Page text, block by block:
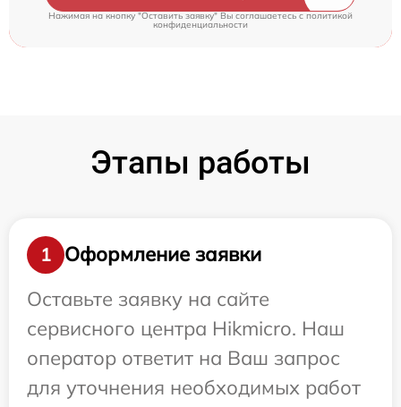
Нажимая на кнопку "Оставить заявку" Вы соглашаетесь cполитикой
конфиденциальности
Этапы работы
1
Оформление заявки
Оставьте заявку на сайте
сервисного центра Hikmicro. Наш
оператор ответит на Ваш запрос
для уточнения необходимых работ